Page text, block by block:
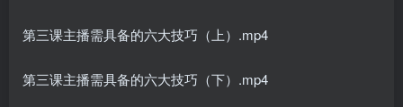
第三课主播需具备的六大技巧（上）.mp4
第三课主播需具备的六大技巧（下）.mp4